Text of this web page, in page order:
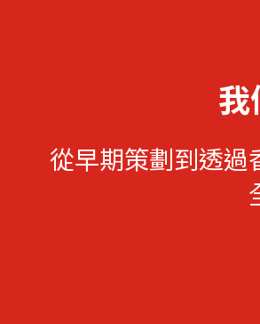
我
從早期策劃到透過